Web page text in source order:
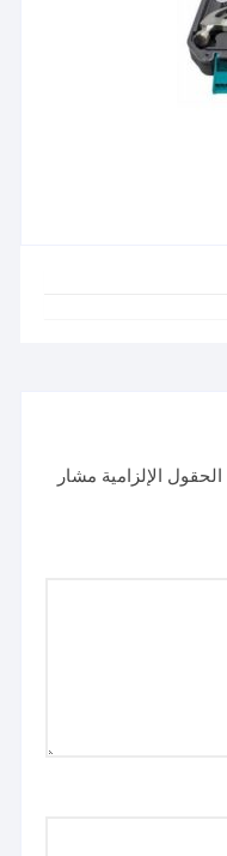
الحقول الإلزامية مشار